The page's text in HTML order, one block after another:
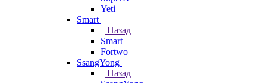
Yeti
Smart
Назад
Smart
Fortwo
SsangYong
Назад